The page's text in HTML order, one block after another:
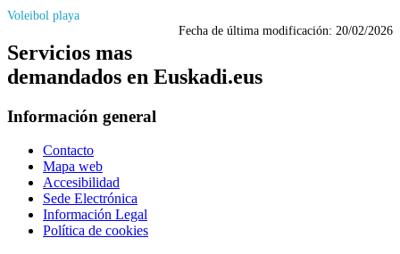
Voleibol playa
Fecha de última modificación: 20/02/2026
Servicios mas
demandados en Euskadi.eus
Información general
Contacto
Mapa web
Accesibilidad
Sede Electrónica
Información Legal
Política de cookies